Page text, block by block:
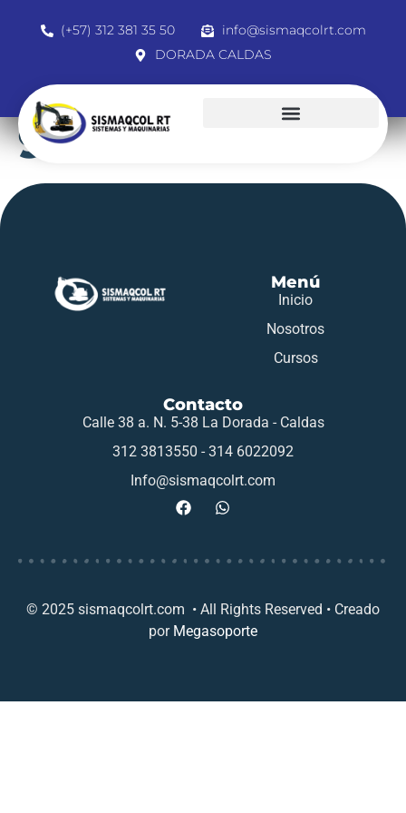
(+57) 312 381 35 50
info@sismaqcolrt.com
DORADA CALDAS
94394286
Menú
Inicio
Nosotros
Cursos
Contacto
Calle 38 a. N. 5-38 La Dorada - Caldas
312 3813550 - 314 6022092
Info@sismaqcolrt.com
© 2025 sismaqcolrt.com • All Rights Reserved • Creado
por Megasoporte